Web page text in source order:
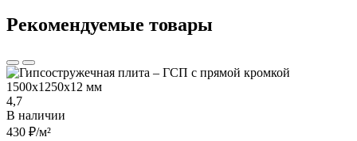
Рекомендуемые товары
4,7
В наличии
430 ₽/м²